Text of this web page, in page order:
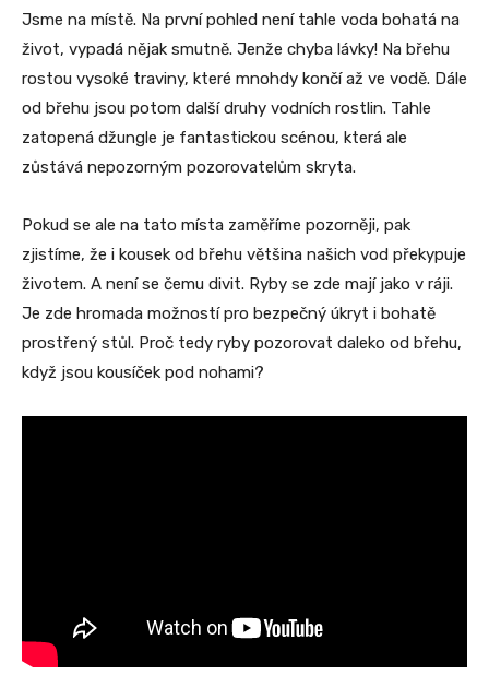
Jsme na místě. Na první pohled není tahle voda bohatá na
život, vypadá nějak smutně. Jenže chyba lávky! Na břehu
rostou vysoké traviny, které mnohdy končí až ve vodě. Dále
od břehu jsou potom další druhy vodních rostlin. Tahle
zatopená džungle je fantastickou scénou, která ale
zůstává nepozorným pozorovatelům skryta.
Pokud se ale na tato místa zaměříme pozorněji, pak
zjistíme, že i kousek od břehu většina našich vod překypuje
životem. A není se čemu divit. Ryby se zde mají jako v ráji.
Je zde hromada možností pro bezpečný úkryt i bohatě
prostřený stůl. Proč tedy ryby pozorovat daleko od břehu,
když jsou kousíček pod nohami?